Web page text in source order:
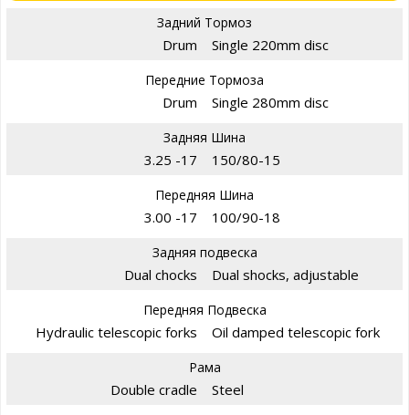
Задний Тормоз
Drum Single 220mm disc
Передние Тормоза
Drum Single 280mm disc
Задняя Шина
3.25 -17 150/80-15
Передняя Шина
3.00 -17 100/90-18
Задняя подвеска
Dual chocks Dual shocks, adjustable
Передняя Подвеска
Hydraulic telescopic forks Oil damped telescopic fork
Рама
Double cradle Steel